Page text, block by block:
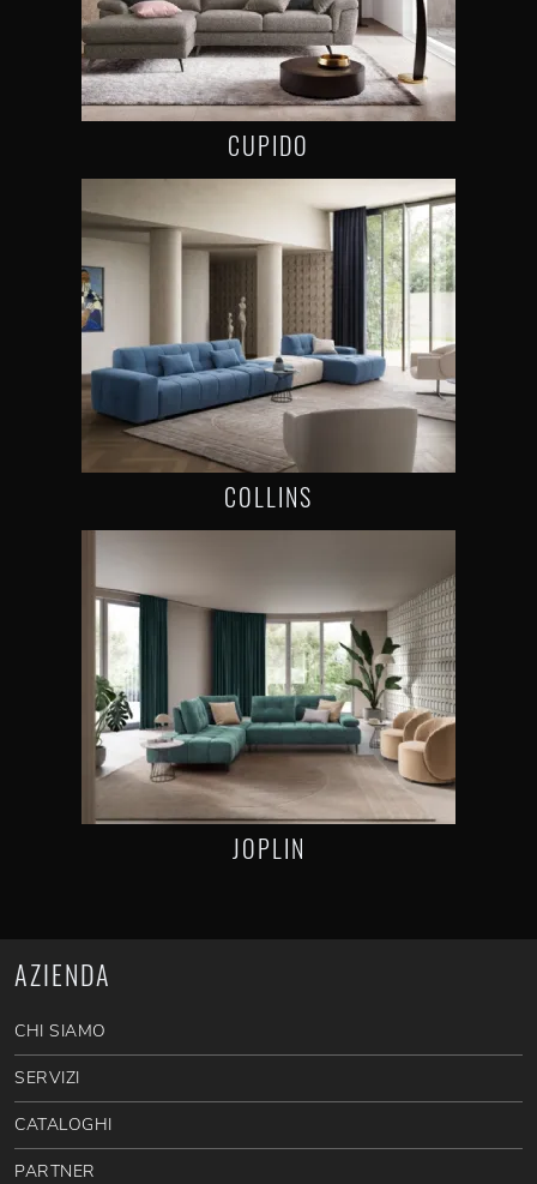
CUPIDO
COLLINS
JOPLIN
AZIENDA
CHI SIAMO
SERVIZI
CATALOGHI
PARTNER